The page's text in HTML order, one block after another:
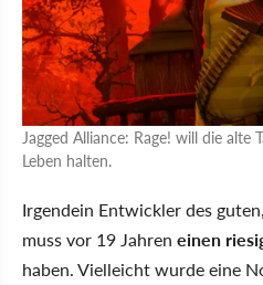
Jagged Alliance: Rage! will die alte
Leben halten.
Irgendein Entwickler des
muss vor 19 Jahren einen
haben. Vielleicht wurde eine